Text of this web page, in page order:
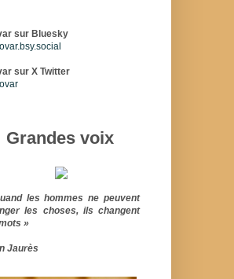
sur Bluesky
sur X Twitter
Grandes voix
les hommes ne peuvent
les choses, ils changent
»
Jaurès